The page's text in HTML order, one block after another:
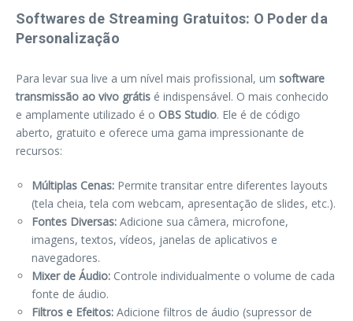
Softwares de Streaming Gratuitos: O Poder da
Personalização
Para levar sua live a um nível mais profissional, um software
transmissão ao vivo grátis é indispensável. O mais conhecido
e amplamente utilizado é o OBS Studio. Ele é de código
aberto, gratuito e oferece uma gama impressionante de
recursos:
Múltiplas Cenas: Permite transitar entre diferentes layouts
(tela cheia, tela com webcam, apresentação de slides, etc.).
Fontes Diversas: Adicione sua câmera, microfone,
imagens, textos, vídeos, janelas de aplicativos e
navegadores.
Mixer de Áudio: Controle individualmente o volume de cada
fonte de áudio.
Filtros e Efeitos: Adicione filtros de áudio (supressor de